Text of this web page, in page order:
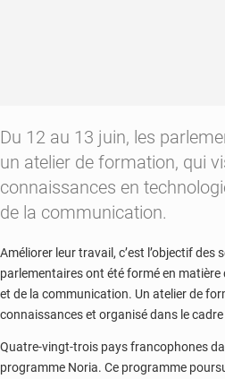
Du 12 au 13 juin, les
un atelier de formation, qui
connaissances en
de la communication.
Améliorer leur travail, c’est l’objectif des
parlementaires ont été formé en
et de la communication. Un atelier de
connaissances et organisé dans le
Quatre-vingt-trois pays francophones
programme Noria. Ce programme